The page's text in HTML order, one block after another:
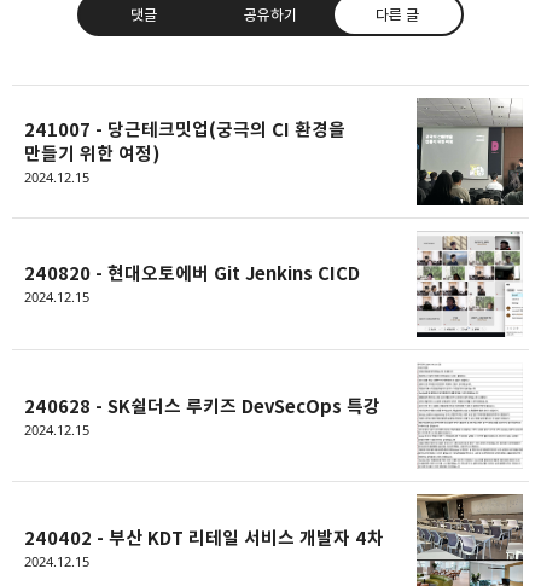
댓글 공유하기 다른 글
모두의 근삼이
241007 - 당근테크밋업(궁극의 CI 환경을
만들기 위한 여정)
2024.12.15
240820 - 현대오토에버 Git Jenkins CICD
2024.12.15
240628 - SK쉴더스 루키즈 DevSecOps 특강
2024.12.15
240402 - 부산 KDT 리테일 서비스 개발자 4차
2024.12.15